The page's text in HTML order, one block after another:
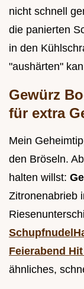
nicht schnell
die panierten
in den
"aushärten"
Gewürz
für extra
Mein
den Bröseln.
halten willst:
Zitronenabrieb
Feierabend
ähnliches,